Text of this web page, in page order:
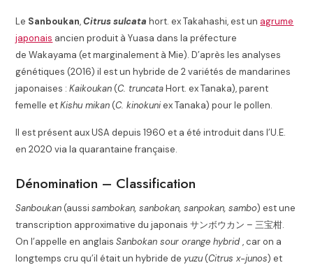
Le Sanboukan,Citrus sulcata hort. ex Takahashi, est un agrume
japonais ancien produit à Yuasa dans la préfecture
de Wakayama (et marginalement à Mie). D’après les analyses
génétiques (2016) il est un hybride de 2 variétés de mandarines
japonaises :Kaikoukan(C. truncataHort. ex Tanaka), parent
femelle etKishu mikan(C. kinokuniex Tanaka) pour le pollen.
Il est présent aux USA depuis 1960 et a été introduit dans l’U.E.
en 2020 via la quarantaine française.
Dénomination – Classification
Sanboukan(aussisambokan, sanbokan, sanpokan, sambo) est une
transcription approximative du japonaisサンボウカン – 三宝柑.
On l’appelle en anglaisSanbokan sour orange hybrid, car on a
longtemps cru qu’il était un hybride de yuzu(Citrus x-junos) et